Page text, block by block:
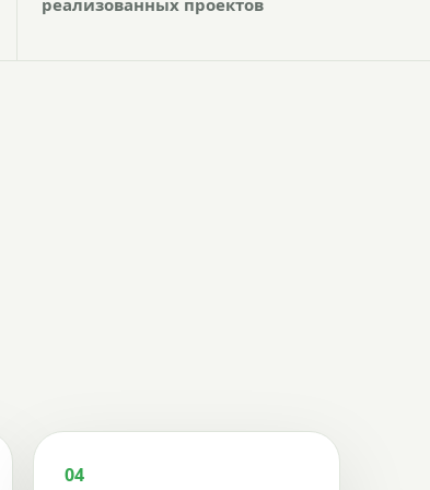
реализованных проектов
04